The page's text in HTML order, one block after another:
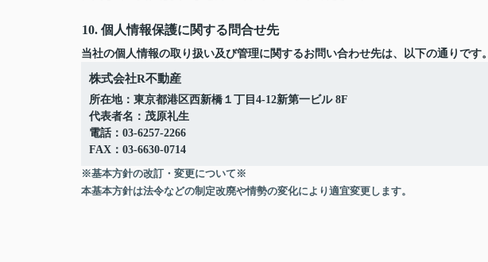
10. 個人情報保護に関する問合せ先
当社の個人情報の取り扱い及び管理に関するお問い合わせ先は、以下の通りです。
株式会社R不動産
所在地：東京都港区西新橋１丁目4-12新第一ビル 8F
代表者名：茂原礼生
電話：03-6257-2266
FAX：03-6630-0714
※基本方針の改訂・変更について※
本基本方針は法令などの制定改廃や情勢の変化により適宜変更します。